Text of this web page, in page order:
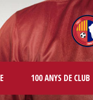
100 ANYS DE CLUB